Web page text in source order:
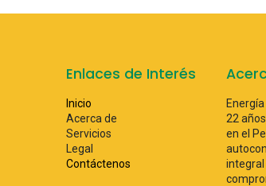
Enlaces de Interés
Inicio
Acerca de
Servicios
Legal
Contáctenos
22
en el
integral